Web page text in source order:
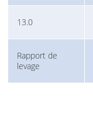
13.0
Rapport de
levage